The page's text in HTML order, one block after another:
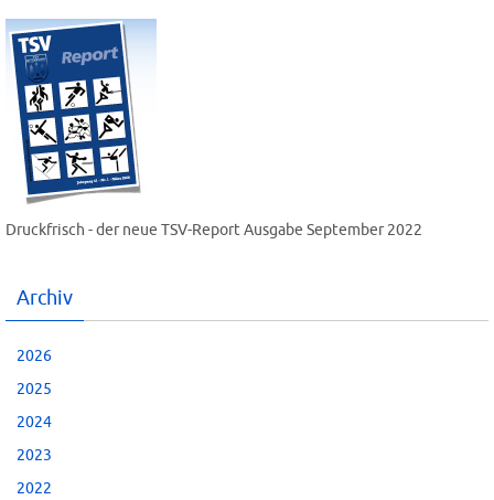
Druckfrisch - der neue TSV-Report Ausgabe September 2022
Archiv
2026
2025
2024
2023
2022